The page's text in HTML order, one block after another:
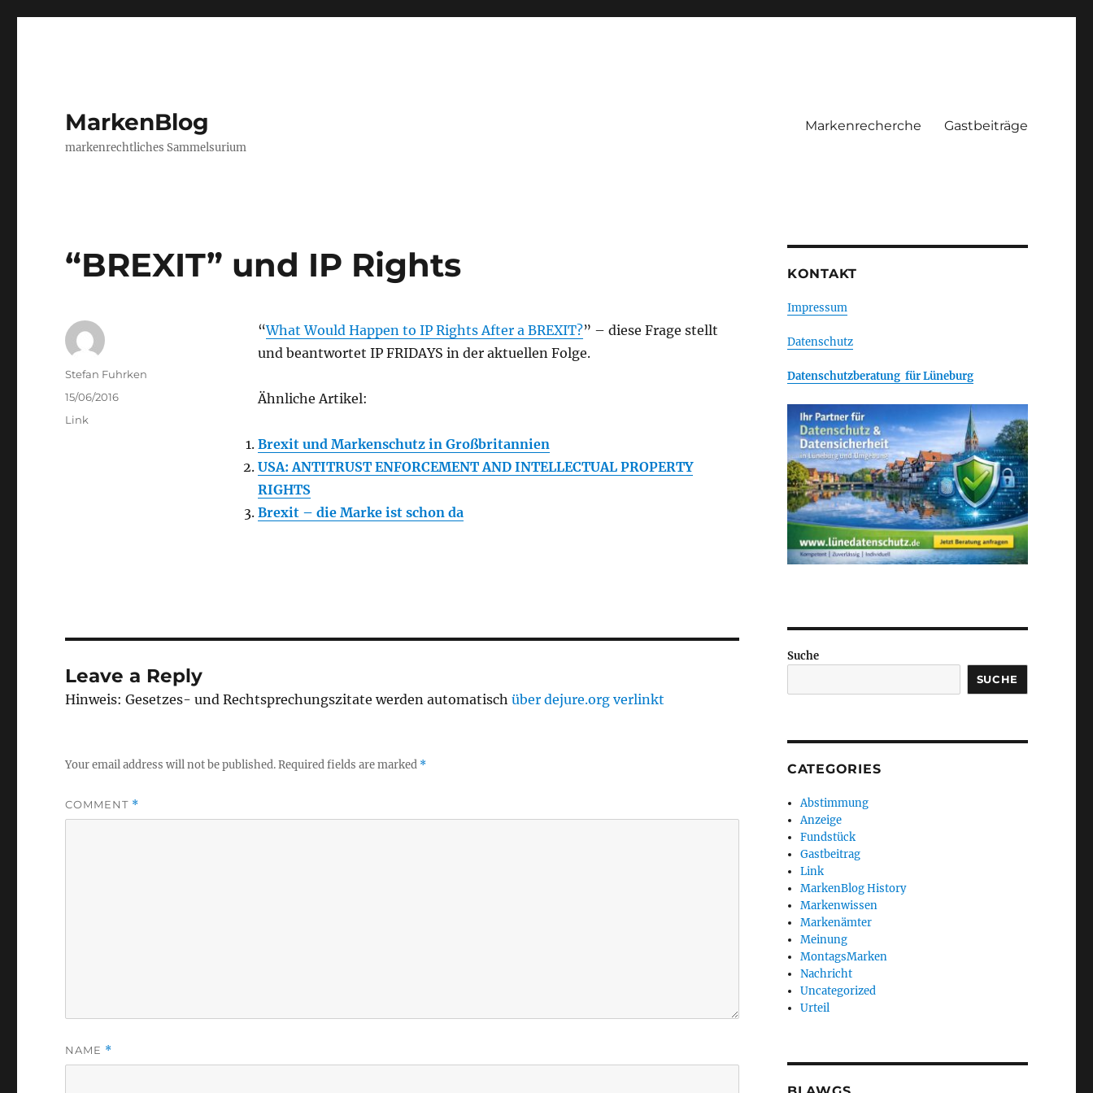
MarkenBlog
markenrechtliches Sammelsurium
Markenrecherche Gastbeiträge
“BREXIT” und IP Rights
“What Would Happen to IP Rights After a BREXIT?” – diese Frage stellt
und beantwortet IP FRIDAYS in der aktuellen Folge.
Ähnliche Artikel:
Brexit und Markenschutz in Großbritannien
USA: ANTITRUST ENFORCEMENT AND INTELLECTUAL PROPERTY
RIGHTS
Brexit – die Marke ist schon da
Author
Stefan Fuhrken
Posted
on
15/06/2016
Categories
Link
Leave a Reply
Hinweis: Gesetzes- und Rechtsprechungszitate werden automatischüber dejure.org verlinkt
Your email address will not be published.Required fields are marked *
COMMENT *
NAME *
KONTAKT
Impressum
Datenschutz
Datenschutzberatung für Lüneburg
Suche
SUCHE
CATEGORIES
Abstimmung
Anzeige
Fundstück
Gastbeitrag
Link
MarkenBlog History
Markenwissen
Markenämter
Meinung
MontagsMarken
Nachricht
Uncategorized
Urteil